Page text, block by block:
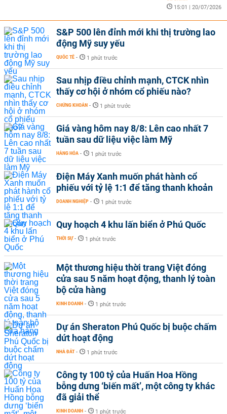
15:01 | 20/07/2026
S&P 500 lên đỉnh mới khi thị trường lao
động Mỹ suy yếu
QUỐC TẾ - 1 phút trước
Sau nhịp điều chỉnh mạnh, CTCK nhìn
thấy cơ hội ở nhóm cổ phiếu nào?
CHỨNG KHOÁN - 1 phút trước
Giá vàng hôm nay 8/8: Lên cao nhất 7
tuần sau dữ liệu việc làm Mỹ
HÀNG HÓA - 1 phút trước
Điện Máy Xanh muốn phát hành cổ
phiếu với tỷ lệ 1:1 để tăng thanh khoản
DOANH NGHIỆP - 1 phút trước
Quy hoạch 4 khu lấn biển ở Phú Quốc
THỜI SỰ - 1 phút trước
Một thương hiệu thời trang Việt đóng
cửa sau 5 năm hoạt động, thanh lý toàn
bộ cửa hàng
KINH DOANH - 1 phút trước
Dự án Sheraton Phú Quốc bị buộc chấm
dứt hoạt động
NHÀ ĐẤT - 1 phút trước
Công ty 100 tỷ của Huấn Hoa Hồng
bỗng dưng ‘biến mất’, một công ty khác
đã giải thể
KINH DOANH - 1 phút trước